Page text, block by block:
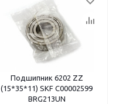
Подшипник 6202 ZZ
(15*35*11) SKF С00002599
BRG213UN